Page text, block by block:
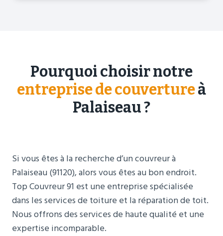
Pourquoi choisir notre
entreprise de couvertureà
Palaiseau ?
Si vous êtes à la recherche d’un couvreur à
Palaiseau (91120), alors vous êtes au bon endroit.
Top Couvreur 91 est une entreprise spécialisée
dans les services de toiture et la réparation de toit.
Nous offrons des services de haute qualité et une
expertise incomparable.